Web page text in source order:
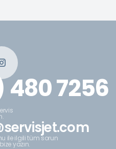
7256
ile ilgili tüm sorun
yazın.